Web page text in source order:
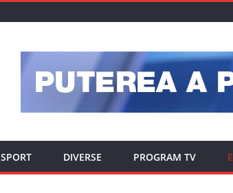
SPORT DIVERSE PROGRAM TV